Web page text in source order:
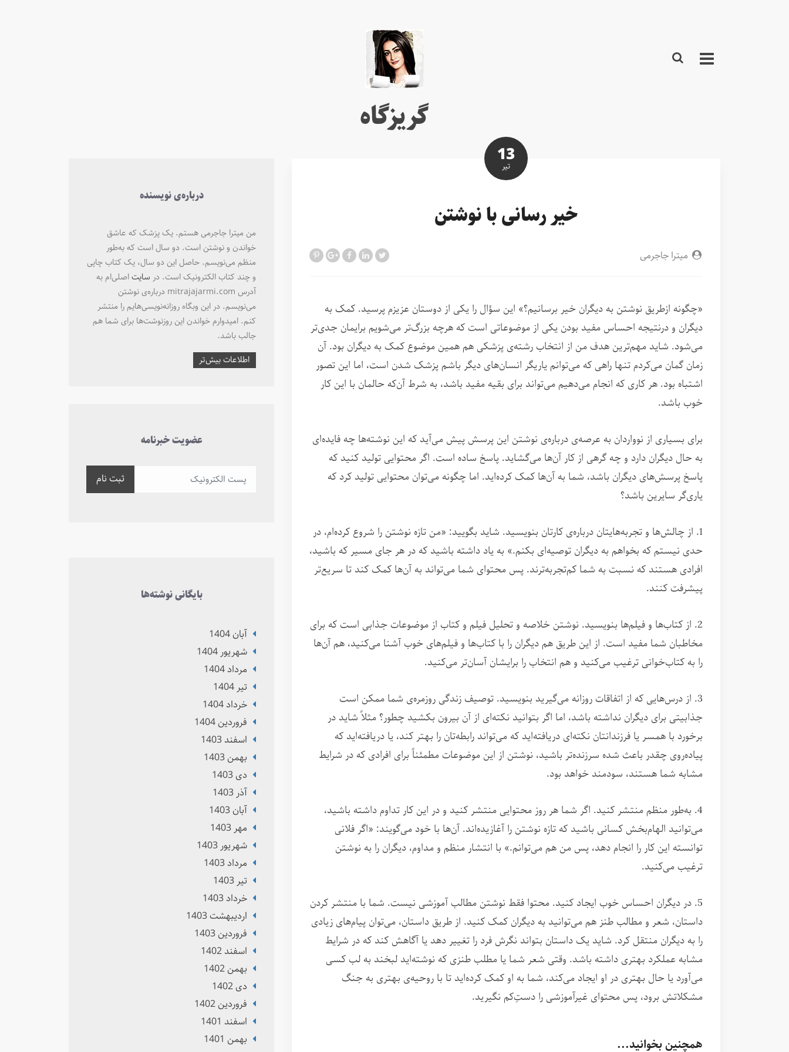
گریزگاه
13
تير
خیر رسانی با نوشتن
میترا جاجرمی
«چگونه ازطریق نوشتن به دیگران خیر برسانیم؟» این سؤال را یکی از دوستان عزیزم پرسید. کمک به
دیگران و درنتیجه احساس مفید بودن یکی از موضوعاتی است که هرچه بزرگ‌تر می‌شویم برایمان جدی‌تر
می‌شود. شاید مهم‌ترین هدف من از انتخاب رشته‌ی پزشکی هم همین موضوع کمک به دیگران بود. آن
زمان گمان می‌کردم تنها راهی که می‌توانم یاریگر انسان‌های دیگر باشم پزشک شدن است، اما این تصور
اشتباه بود. هر کاری که انجام می‌دهیم می‌تواند برای بقیه مفید باشد، به شرط آن‌که حالمان با این کار
خوب باشد.
برای بسیاری از نوواردان به عرصه‌ی درباره‌ی نوشتن این پرسش پیش می‌آید که این نوشته‌ها چه فایده‌ای
به حال دیگران دارد و چه گرهی از کار آن‌ها می‌گشاید. پاسخ ساده است. اگر محتوایی تولید کنید که
پاسخ پرسش‌های دیگران باشد، شما به آن‌ها کمک کرده‌اید. اما چگونه می‌توان محتوایی تولید کرد که
یاری‌گر سایرین باشد؟
1. از چالش‌ها و تجربه‌هایتان درباره‌ی کارتان بنویسید. شاید بگویید: «من تازه نوشتن را شروع کرده‌ام، در
حدی نیستم که بخواهم به دیگران توصیه‌ای بکنم.» به یاد داشته باشید که در هر جای مسیر که باشید،
افرادی هستند که نسبت به شما کم‌تجربه‌ترند. پس محتوای شما می‌تواند به آن‌ها کمک کند تا سریع‌تر
پیشرفت کنند.
2. از کتاب‌ها و فیلم‌ها بنویسید. نوشتن خلاصه و تحلیل فیلم و کتاب از موضوعات جذابی است که برای
مخاطبان شما مفید است. از این طریق هم دیگران را با کتاب‌ها و فیلم‌های خوب آشنا می‌کنید، هم آن‌ها
را به کتاب‌خوانی ترغیب می‌کنید و هم انتخاب را برایشان آسان‌تر می‌کنید.
3. از درس‌هایی که از اتفاقات روزانه می‌گیرید بنویسید. توصیف زندگی روزمره‌ی شما ممکن است
جذابیتی برای دیگران نداشته باشد، اما اگر بتوانید نکته‌ای از آن بیرون بکشید چطور؟ مثلاً شاید در
برخورد با همسر یا فرزندانتان نکته‌ای دریافته‌اید که می‌تواند رابطه‌تان را بهتر کند، یا دریافته‌اید که
پیاده‌روی چقدر باعث شده سرزنده‌تر باشید، نوشتن از این موضوعات مطمئناً برای افرادی که در شرایط
مشابه شما هستند، سودمند خواهد بود.
4. به‌طور منظم منتشر کنید. اگر شما هر روز محتوایی منتشر کنید و در این کار تداوم داشته باشید،
می‌توانید الهام‌بخش کسانی باشید که تازه نوشتن را آغازیده‌اند. آن‌ها با خود می‌گویند: «اگر فلانی
توانسته این کار را انجام دهد، پس من هم می‌توانم.» با انتشار منظم و مداوم، دیگران را به نوشتن
ترغیب می‌کنید.
5. در دیگران احساس خوب ایجاد کنید. محتوا فقط نوشتن مطالب آموزشی نیست. شما با منتشر کردن
داستان، شعر و مطالب طنز هم می‌توانید به دیگران کمک کنید. از طریق داستان، می‌توان پیام‌های زیادی
را به دیگران منتقل کرد. شاید یک داستان بتواند نگرش فرد را تغییر دهد یا آگاهش کند که در شرایط
مشابه عملکرد بهتری داشته باشد. وقتی شعر شما یا مطلب طنزی که نوشته‌اید لبخند به لب کسی
می‌آورد یا حال بهتری در او ایجاد می‌کند، شما به او کمک کرده‌اید تا با روحیه‌ی بهتری به جنگ
مشکلاتش برود، پس محتوای غیرآموزشی را دستِ‌کم نگیرید.
همچنین بخوانید...
درباره‌ی نویسنده
من میترا جاجرمی هستم. یک پزشک که عاشق
خواندن و نوشتن است. دو سال است که به‌طور
منظم می‌نویسم. حاصل این دو سال، یک کتاب چاپی
و چند کتاب الکترونیک است. در سایتاصلی‌ام به
آدرس mitrajajarmi.com درباره‌ی نوشتن
می‌نویسم. در این وبگاه روزانه‌نویسی‌هایم را منتشر
کنم. امیدوارم خواندن این روزنوشت‌ها برای شما هم
جالب باشد.
اطلاعات بیش‌تر
عضویت خبرنامه
ثبت نام
بایگانی نوشته‌ها
آبان 1404
شهریور 1404
مرداد 1404
تير 1404
خرداد 1404
فروردین 1404
اسفند 1403
بهمن 1403
دی 1403
آذر 1403
آبان 1403
مهر 1403
شهریور 1403
مرداد 1403
تير 1403
خرداد 1403
ارديبهشت 1403
فروردین 1403
اسفند 1402
بهمن 1402
دی 1402
فروردین 1402
اسفند 1401
بهمن 1401